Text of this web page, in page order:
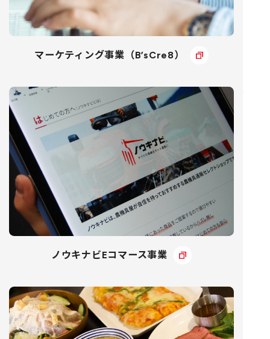
マーケティング事業（B’sCre8）
ノウキナビEコマース事業